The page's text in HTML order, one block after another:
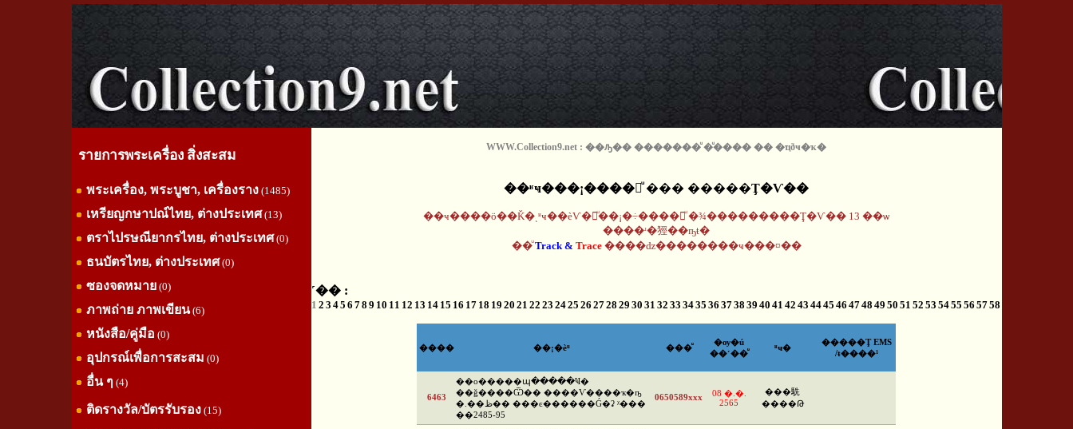
รายการพระเครื่อง สิ่งสะสม
พระเครื่อง, พระบูชา, เครื่องราง(1485)
เหรียญกษาปณ์ไทย, ต่างประเทศ(13)
ตราไปรษณียากรไทย, ต่างประเทศ(0)
ธนบัตรไทย, ต่างประเทศ(0)
ซองจดหมาย(0)
ภาพถ่าย ภาพเขียน(6)
หนังสือ/คู่มือ (0)
อุปกรณ์เพื่อการสะสม (0)
อื่น ๆ (4)
ติดรางวัล/บัตรรับรอง(15)
WWW.Collection9.net : ��ԡ�� �������ͧ �ͧ���� �� �ҵðҹ�ҡ�
��ʶҹ���¡����觨ͧ ��� �����Ţ�Ѵ��
��ҹ����ö��Ǩ�ͺʶҹ��èѴ�觢ͧ��¡�÷����觨ͧ �¾���������Ţ�Ѵ�� 13 ��ѡ
����ʴ�㹵��ҧŧ�
��ͧ Track & Trace ����ǳ��������ҹ���¤��
˹�� :
1 2 3 45 6 78 9 10 11 12 13 14 15 16 17 18 19 20 21 22 23 2425 26 2728 29 30 31 32 33 3435 36 3738 39 40 41 42 43 4445 46 4748 49 50 51 52 53 5455 56 5758
���� ��¡�èͧ ���ͧ
�ѹ�ú
��˹��ͧ
ʶҹ�
�����Ţ EMS
/ŧ����¹
6463
��о�����պ�����Ҹ�
��ǧ����Ѿ�� ����Ѵ����ҡ�ҧ
�.��ظ�� ���ͼ������Ǵ�ʡ ᵡ���
��2485-95
0650589xxx
08 �.�.
2565
���駪
����Թ